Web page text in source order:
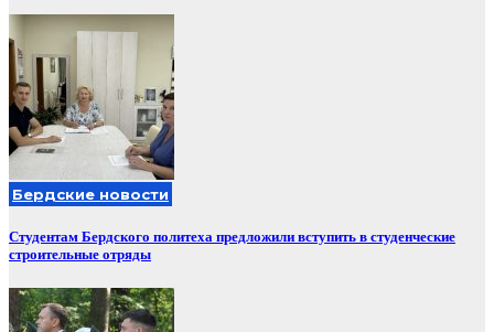
Бердские новости
Студентам Бердского политеха предложили вступить в студенческие
строительные отряды